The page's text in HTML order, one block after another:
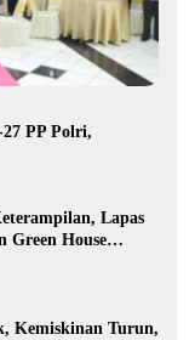
PP Polri,
Lapas
Green House
Kemiskinan Turun,